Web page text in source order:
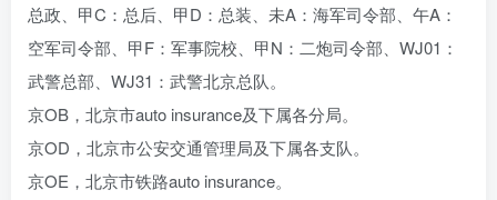
总政、甲C：总后、甲D：总装、未A：海军司令部、午A：
空军司令部、甲F：军事院校、甲N：二炮司令部、WJ01：
武警总部、WJ31：武警北京总队。
京OB，北京市auto insurance及下属各分局。
京OD，北京市公安交通管理局及下属各支队。
京OE，北京市铁路auto insurance。